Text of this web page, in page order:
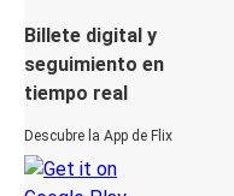
Billete digital y
seguimiento en
tiempo real
Descubre la App de Flix